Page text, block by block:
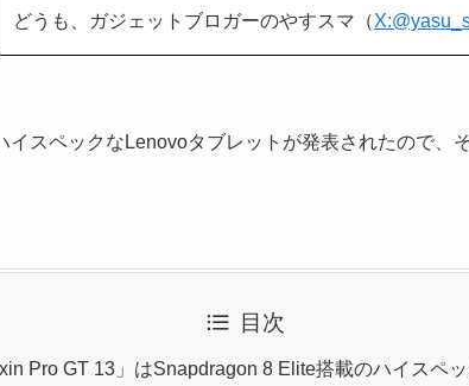
どうも、ガジェットブロガーのやすスマ（
イスペックなLenovoタブレットが発表されたので、
目次
Pro GT 13」はSnapdragon 8 Elite搭載のハイスペ